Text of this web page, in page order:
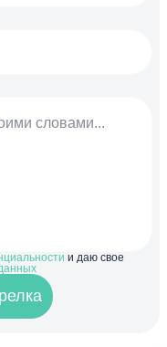
и даю свое